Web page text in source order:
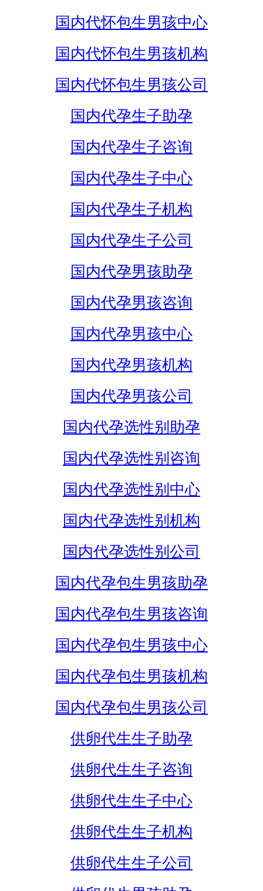
国内代怀包生男孩中心
国内代怀包生男孩机构
国内代怀包生男孩公司
国内代孕生子助孕
国内代孕生子咨询
国内代孕生子中心
国内代孕生子机构
国内代孕生子公司
国内代孕男孩助孕
国内代孕男孩咨询
国内代孕男孩中心
国内代孕男孩机构
国内代孕男孩公司
国内代孕选性别助孕
国内代孕选性别咨询
国内代孕选性别中心
国内代孕选性别机构
国内代孕选性别公司
国内代孕包生男孩助孕
国内代孕包生男孩咨询
国内代孕包生男孩中心
国内代孕包生男孩机构
国内代孕包生男孩公司
供卵代生生子助孕
供卵代生生子咨询
供卵代生生子中心
供卵代生生子机构
供卵代生生子公司